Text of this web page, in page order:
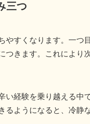
三つ
やすくなります。一つ
つきます。これにより
い経験を乗り越える中
ようになると、冷静